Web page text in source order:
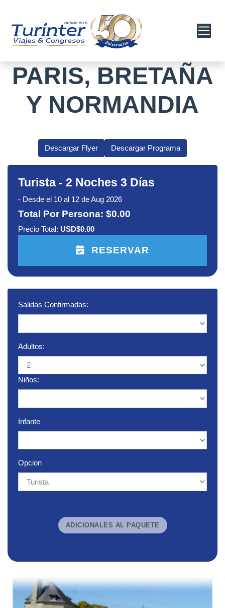
PARIS, BRETAÑA
Y NORMANDIA
Descargar Flyer Descargar Programa
Turista - 2 Noches 3 Días
- Desde el 10 al 12 de Aug 2026
Total Por Persona: $0.00
Precio Total: USD$0.00
RESERVAR
Salidas Confirmadas:
Adultos:
Niños:
Infante
Opcion
ADICIONALES AL PAQUETE